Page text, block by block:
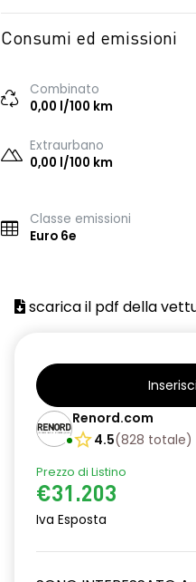
Consumi ed emissioni
Combinato
0,00 l/100 km
Extraurbano
0,00 l/100 km
Classe emissioni
Euro 6e
scarica il pdf della
Renord.com
4.5(828 totale)
Prezzo di Listino
€31.203
Iva Esposta